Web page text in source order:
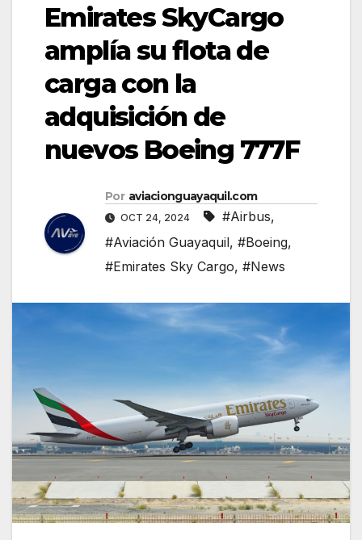
Emirates SkyCargo
amplía su flota de
carga con la
adquisición de
nuevos Boeing 777F
Por aviacionguayaquil.com
OCT 24, 2024 #Airbus,
#Aviación Guayaquil, #Boeing,
#Emirates Sky Cargo, #News